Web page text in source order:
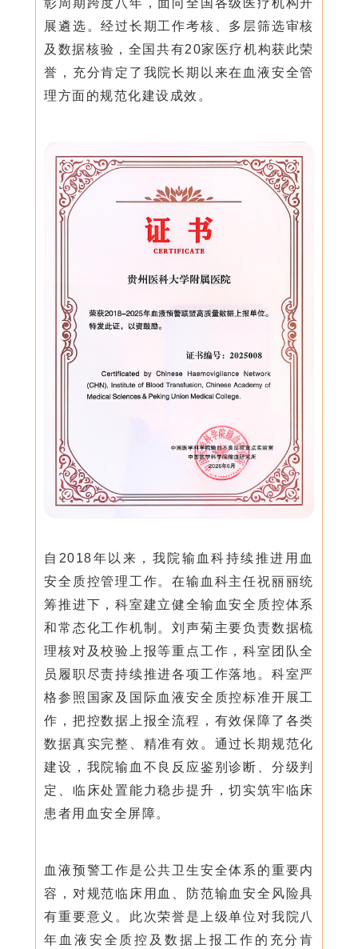
彰周期跨度八年，面向全国各级医疗机构开
展遴选。经过长期工作考核、多层筛选审核
及数据核验，全国共有20家医疗机构获此荣
誉，充分肯定了我院长期以来在血液安全管
理方面的规范化建设成效。
自2018年以来，我院输血科持续推进用血
安全质控管理工作。在输血科主任祝丽丽统
筹推进下，科室建立健全输血安全质控体系
和常态化工作机制。刘声菊主要负责数据梳
理核对及校验上报等重点工作，科室团队全
员履职尽责持续推进各项工作落地。科室严
格参照国家及国际血液安全质控标准开展工
作，把控数据上报全流程，有效保障了各类
数据真实完整、精准有效。通过长期规范化
建设，我院输血不良反应鉴别诊断、分级判
定、临床处置能力稳步提升，切实筑牢临床
患者用血安全屏障。
血液预警工作是公共卫生安全体系的重要内
容，对规范临床用血、防范输血安全风险具
有重要意义。此次荣誉是上级单位对我院八
年血液安全质控及数据上报工作的充分肯